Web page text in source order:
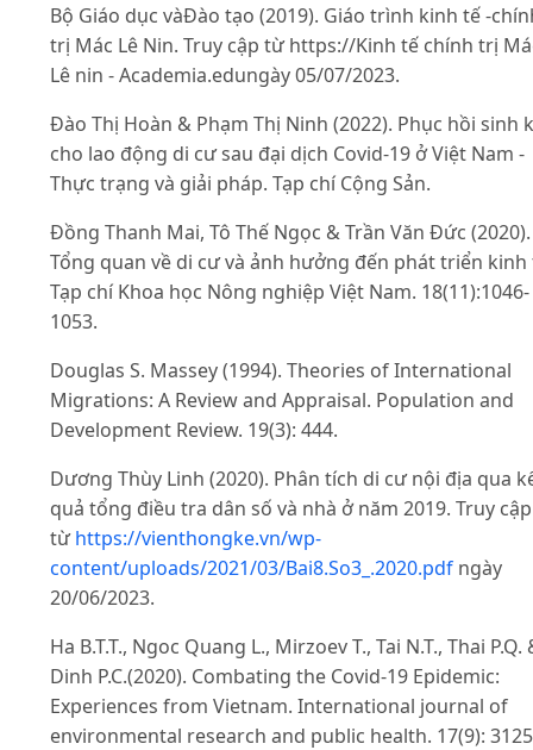
Bộ Giáo dục vàĐào tạo (2019). Giáo trình kinh tế -
trị Mác Lê Nin. Truy cập từ https://Kinh tế chính trị
Lê nin - Academia.edungày 05/07/2023.
Đào Thị Hoàn & Phạm Thị Ninh (2022). Phục hồi sinh
cho lao động di cư sau đại dịch Covid-19 ở Việt Nam -
Thực trạng và giải pháp. Tạp chí Cộng Sản.
Đồng Thanh Mai, Tô Thế Ngọc & Trần Văn Đức (2020).
Tổng quan về di cư và ảnh hưởng đến phát triển kinh
Tạp chí Khoa học Nông nghiệp Việt Nam. 18(11):1046-
1053.
Douglas S. Massey (1994). Theories of International
Migrations: A Review and Appraisal. Population and
Development Review. 19(3): 444.
Dương Thùy Linh (2020). Phân tích di cư nội địa qua
quả tổng điều tra dân số và nhà ở năm 2019. Truy cập
từhttps://vienthongke.vn/wp-
content/uploads/2021/03/Bai8.So3_.2020.pdf ngày
20/06/2023.
Ha B.T.T., Ngoc Quang L., Mirzoev T., Tai N.T., Thai P.Q.
Dinh P.C.(2020). Combating the Covid-19 Epidemic:
Experiences from Vietnam. International journal of
environmental research and public health. 17(9):